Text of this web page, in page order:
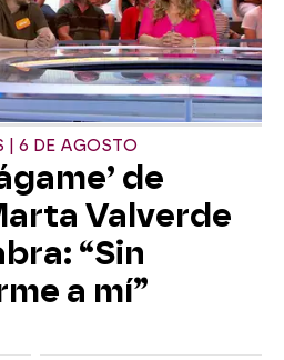
| 6 DE AGOSTO
de
Valverde
“Sin
a mí”